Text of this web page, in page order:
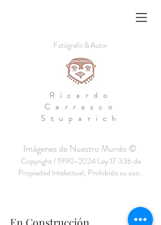
Fotógrafo & Autor
Ricardo
Carrasco
Stuparich
Imágenes de Nuestro Mundo ©
Copyright /1990-2024Ley 17.336 de
Propiedad Intelectual, Prohibido su uso.
En Construcción.